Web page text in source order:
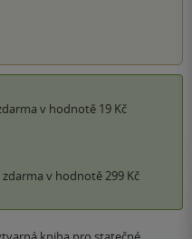
v hodnotě 19 Kč
v hodnotě 299 Kč